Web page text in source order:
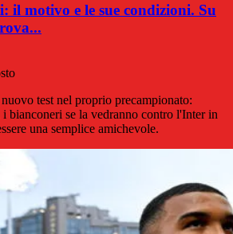
il motivo e le sue condizioni. Su
test nel proprio precampionato:
i bianconeri se la vedranno contro l'Inter in
una semplice amichevole.